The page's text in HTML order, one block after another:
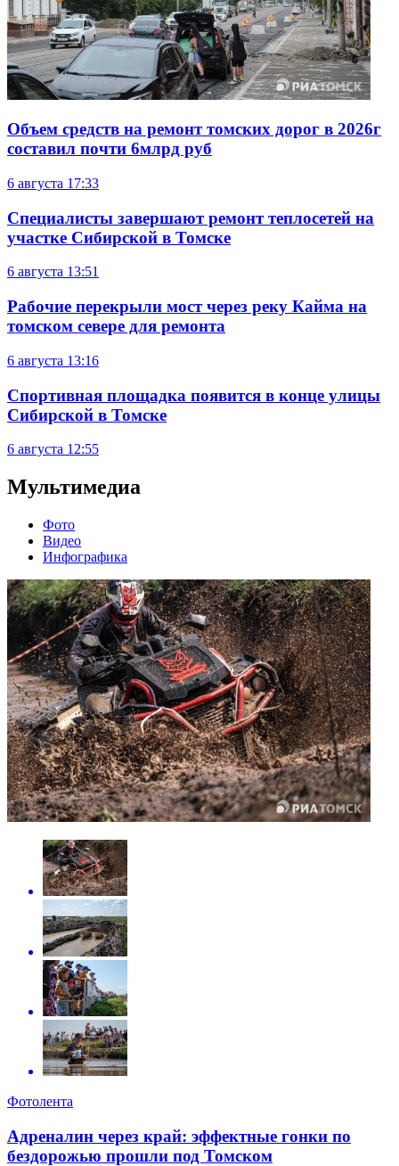
Объем средств на ремонт томских дорог в 2026г
составил почти 6млрд руб
6 августа 17:33
Специалисты завершают ремонт теплосетей на
участке Сибирской в Томске
6 августа 13:51
Рабочие перекрыли мост через реку Кайма на
томском севере для ремонта
6 августа 13:16
Спортивная площадка появится в конце улицы
Сибирской в Томске
6 августа 12:55
Мультимедиа
Фото
Видео
Инфографика
Фотолента
Адреналин через край: эффектные гонки по
бездорожью прошли под Томском